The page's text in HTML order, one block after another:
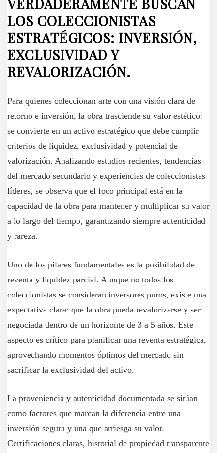
VERDADERAMENTE BUSCAN
LOS COLECCIONISTAS
ESTRATÉGICOS: INVERSIÓN,
EXCLUSIVIDAD Y
REVALORIZACIÓN.
Para quienes coleccionan arte con una visión clara de
retorno e inversión, la obra trasciende su valor estético:
se convierte en un activo estratégico que debe cumplir
criterios de liquidez, exclusividad y potencial de
valorización. Analizando estudios recientes, tendencias
del mercado secundario y experiencias de coleccionistas
líderes, se observa que el foco principal está en la
capacidad de la obra para mantener y multiplicar su valor
a lo largo del tiempo, garantizando siempre autenticidad
y rareza.
Uno de los pilares fundamentales es la posibilidad de
reventa y liquidez parcial. Aunque no todos los
coleccionistas se consideran inversores puros, existe una
expectativa clara: que la obra pueda revalorizarse y ser
negociada dentro de un horizonte de 3 a 5 años. Este
aspecto es crítico para planificar una reventa estratégica,
aprovechando momentos óptimos del mercado sin
sacrificar la exclusividad del activo.
La proveniencia y autenticidad documentada se sitúan
como factores que marcan la diferencia entre una
inversión segura y una que arriesga su valor.
Certificaciones claras, historial de propiedad transparente